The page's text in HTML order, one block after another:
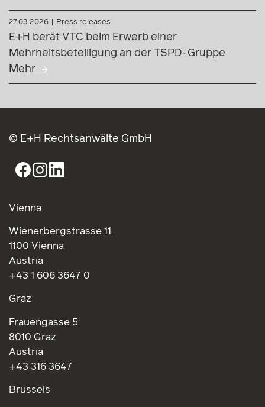
27.03.2026 Press releases
E+H berät VTC beim Erwerb einer
Mehrheitsbeteiligung an der TSPD-Gruppe
Mehr
© E+H Rechtsanwälte GmbH
Vienna
Wienerbergstrasse 11
1100 Vienna
Austria
+43 1 606 3647 0
Graz
Frauengasse 5
8010 Graz
Austria
+43 316 3647
Brussels